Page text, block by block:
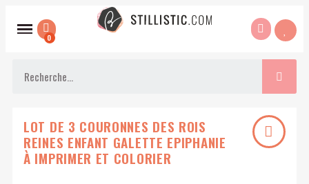
LOT DE 3 COURONNES DES ROIS
REINES ENFANT GALETTE EPIPHANIE
À IMPRIMER ET COLORIER